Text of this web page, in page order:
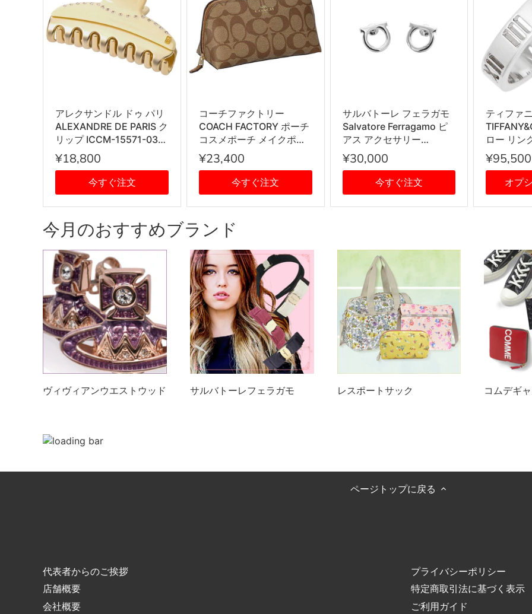
アレクサンドル ドゥ パリ
ALEXANDRE DE PARIS ク
リップ ICCM-15571-03
IVO I1 PINCES VENDOME
ヴァンドーム Mサイズ ス
ワロフスキークリスタル
髪留め レディース アイボ
リー系
¥18,800
今すぐ注文
コーチファクトリー
COACH FACTORY ポーチ
コスメポーチ メイクポー
チ 53385 IMBDX レディ
ース ブラウン系
¥23,400
今すぐ注文
サルバトーレ フェラガモ
Salvatore Ferragamo ピ
アス アクセサリー
760119 696430 STUD
GANCIO DIA12 ガンチー
ニ PALLADIOLUC シルバ
ー
¥30,000
今すぐ注文
ティファ
ロー リン
輪
¥95,500
オプ
今月のおすすめブランド
ヴィヴィアンウエストウッド サルバトーレフェラガモ レスポートサック コムデギ
ページトップに戻る
代表者からのご挨拶
店舗概要
会社概要
プライバシーポリシー
特定商取引法に基づく表示
ご利用ガイド